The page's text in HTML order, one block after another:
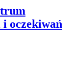
oczekiwań